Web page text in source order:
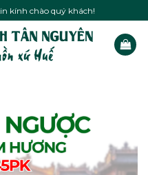
kính chào quý khách!